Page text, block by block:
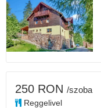
250 RON /szoba
Reggelivel